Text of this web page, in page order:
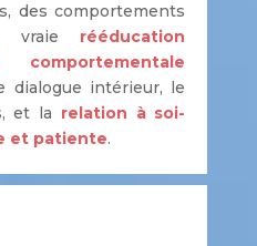
des comportements
vraie rééducation
dialogue intérieur, le
et la relation à soi-
et patiente.